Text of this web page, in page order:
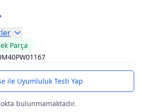
Parça
ile Uyumluluk Testi Yap
bulunmamaktadır.